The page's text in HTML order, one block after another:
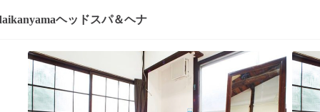
ヘッドスパ＆ヘナ